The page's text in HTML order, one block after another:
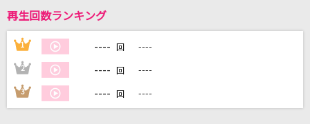
DAMの新曲・ランキングなど
DAMに会員登録・ログインして
再生回数ランキング
1 ---- 回 ----
2 ---- 回 ----
3 ---- 回 ----